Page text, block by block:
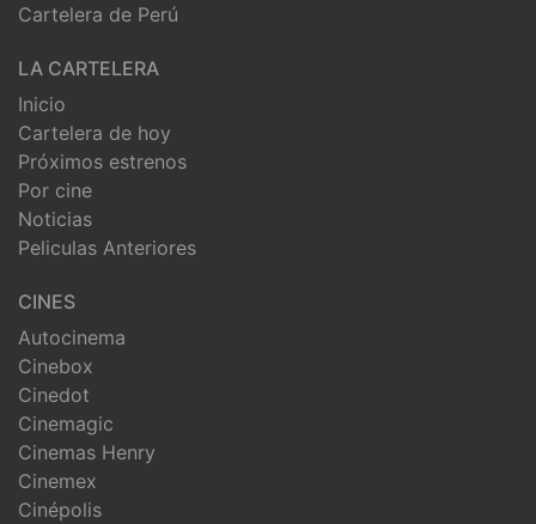
Cartelera de Perú
LA CARTELERA
Inicio
Cartelera de hoy
Próximos estrenos
Por cine
Noticias
Peliculas Anteriores
CINES
Autocinema
Cinebox
Cinedot
Cinemagic
Cinemas Henry
Cinemex
Cinépolis